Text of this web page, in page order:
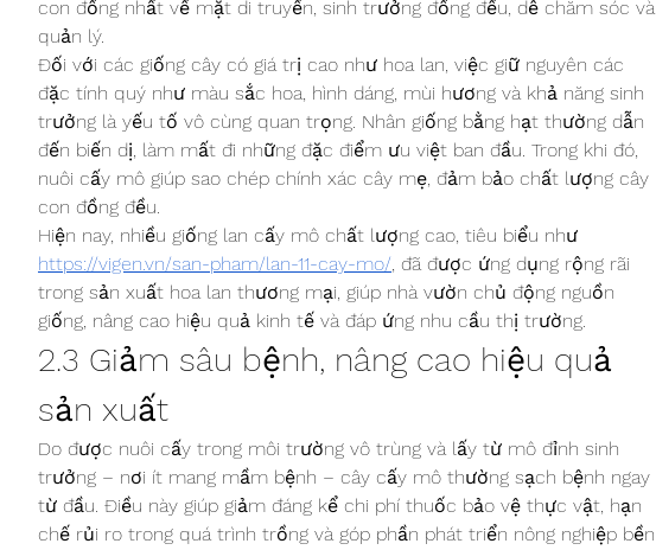
con đồng nhất về mặt di truyền, sinh trưởng đồng đều, dễ chăm sóc và
quản lý.
Đối với các giống cây có giá trị cao như hoa lan, việc giữ nguyên các
đặc tính quý như màu sắc hoa, hình dáng, mùi hương và khả năng sinh
trưởng là yếu tố vô cùng quan trọng. Nhân giống bằng hạt thường dẫn
đến biến dị, làm mất đi những đặc điểm ưu việt ban đầu. Trong khi đó,
nuôi cấy mô giúp sao chép chính xác cây mẹ, đảm bảo chất lượng cây
con đồng đều.
https://vigen.vn/san-pham/lan-11-cay-mo/, đã được ứng dụng rộng rãi
trong sản xuất hoa lan thương mại, giúp nhà vườn chủ động nguồn
giống, nâng cao hiệu quả kinh tế và đáp ứng nhu cầu thị trường.
2.3 Giảm sâu bệnh, nâng cao hiệu quả
sản xuất
Do được nuôi cấy trong môi trường vô trùng và lấy từ mô đỉnh sinh
trưởng – nơi ít mang mầm bệnh – cây cấy mô thường sạch bệnh ngay
từ đầu. Điều này giúp giảm đáng kể chi phí thuốc bảo vệ thực vật, hạn
chế rủi ro trong quá trình trồng và góp phần phát triển nông nghiệp bền